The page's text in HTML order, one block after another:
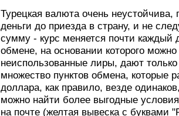
Турецкая валюта очень неустойчива,
деньги до приезда в страну, и не
сумму - курс меняется почти каждый
обмене, на основании которого
неиспользованные лиры, дают
множество пунктов обмена, которые
доллара, как правило, везде
можно найти более выгодные
на почте (желтая вывеска с буквами